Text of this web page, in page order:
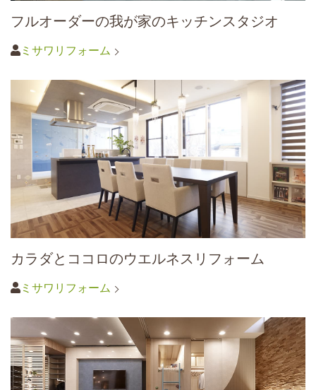
フルオーダーの我が家のキッチンスタジオ
ミサワリフォーム
カラダとココロのウエルネスリフォーム
ミサワリフォーム